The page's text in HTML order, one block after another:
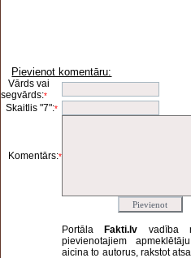
Pievienot komentāru:
Vārds vai
segvārds:*
Skaitlis "7":*
Komentārs:*
Portāla Fakti.lv vadība
pievienotajiem
aicina to autorus, rakstot